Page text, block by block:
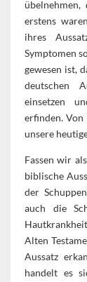
übelnehmen,
erstens
ihres
Symptomen
gewesen ist,
deutschen
einsetzen
erfinden.
unsere
Fassen wir
biblische
der
auch die
Alten
Aussatz
handelt es